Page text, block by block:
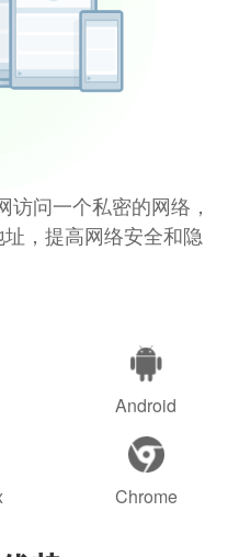
问一个私密的网络，
，提高网络安全和隐
Android
Chrome